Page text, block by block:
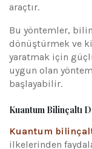
araçtır.
Bu yöntemler,
dönüştürmek ve
yaratmak için
uygun olan
başlayabilir.
Kuantum Bilinçaltı
Kuantum
ilkelerinden